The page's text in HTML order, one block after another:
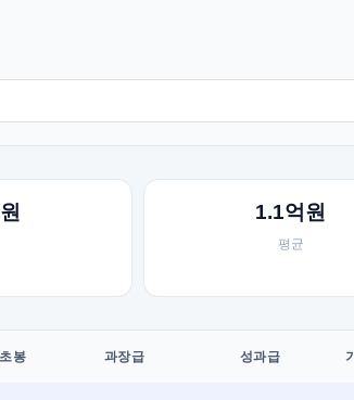
1.1억원
평균
봉 과장급 성과급